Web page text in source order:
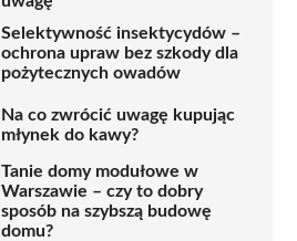
Selektywność insektycydów –
ochrona upraw bez szkody dla
pożytecznych owadów
Na co zwrócić uwagę kupując
młynek do kawy?
Tanie domy modułowe w
Warszawie – czy to dobry
sposób na szybszą budowę
domu?